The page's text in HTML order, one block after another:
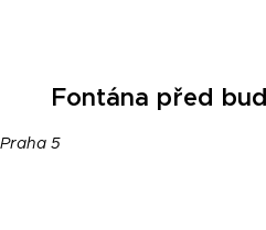
Fontána před
5